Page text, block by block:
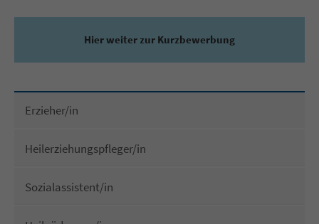
Hier weiter zur Kurzbewerbung
Erzieher/in
Heilerziehungspfleger/in
Sozialassistent/in